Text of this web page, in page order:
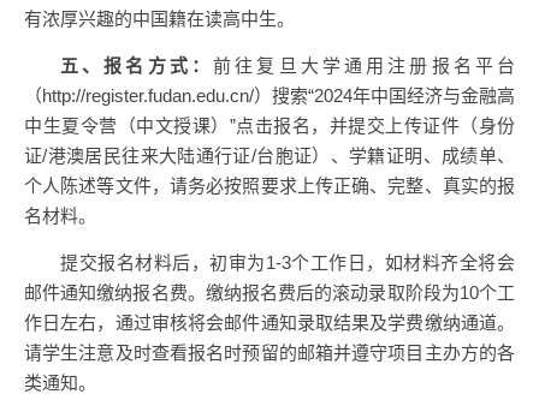
有浓厚兴趣的中国籍在读高中生。
五、报名方式：前往复旦大学通用注册报名平台
（http://register.fudan.edu.cn/）搜索“2024年中国经济与金融高
中生夏令营（中文授课）”点击报名，并提交上传证件（身份
证/港澳居民往来大陆通行证/台胞证）、学籍证明、成绩单、
个人陈述等文件，请务必按照要求上传正确、完整、真实的报
名材料。
提交报名材料后，初审为1-3个工作日，如材料齐全将会
邮件通知缴纳报名费。缴纳报名费后的滚动录取阶段为10个工
作日左右，通过审核将会邮件通知录取结果及学费缴纳通道。
请学生注意及时查看报名时预留的邮箱并遵守项目主办方的各
类通知。